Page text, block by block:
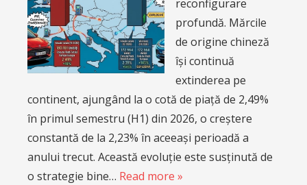
reconfigurare
profundă. Mărcile
de origine chineză
își continuă
extinderea pe
continent, ajungând la o cotă de piață de 2,49%
în primul semestru (H1) din 2026, o creștere
constantă de la 2,23% în aceeași perioadă a
anului trecut. Această evoluție este susținută de
o strategie bine… Read more »